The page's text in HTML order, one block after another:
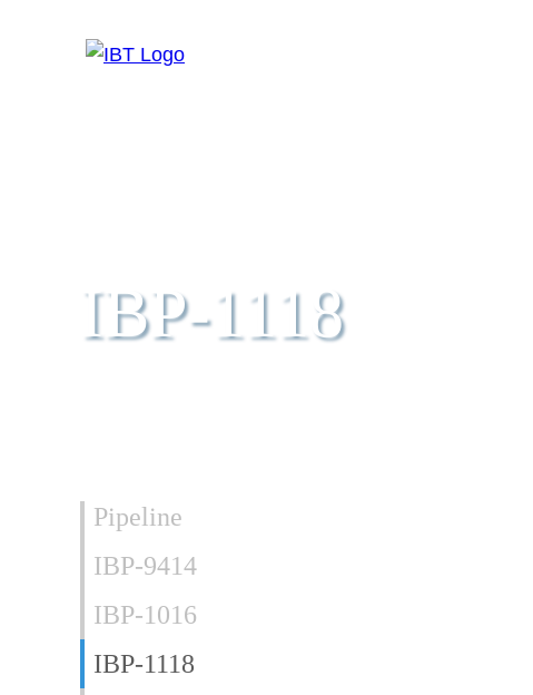
IBP-1118
Pipeline
IBP-9414
IBP-1016
IBP-1118